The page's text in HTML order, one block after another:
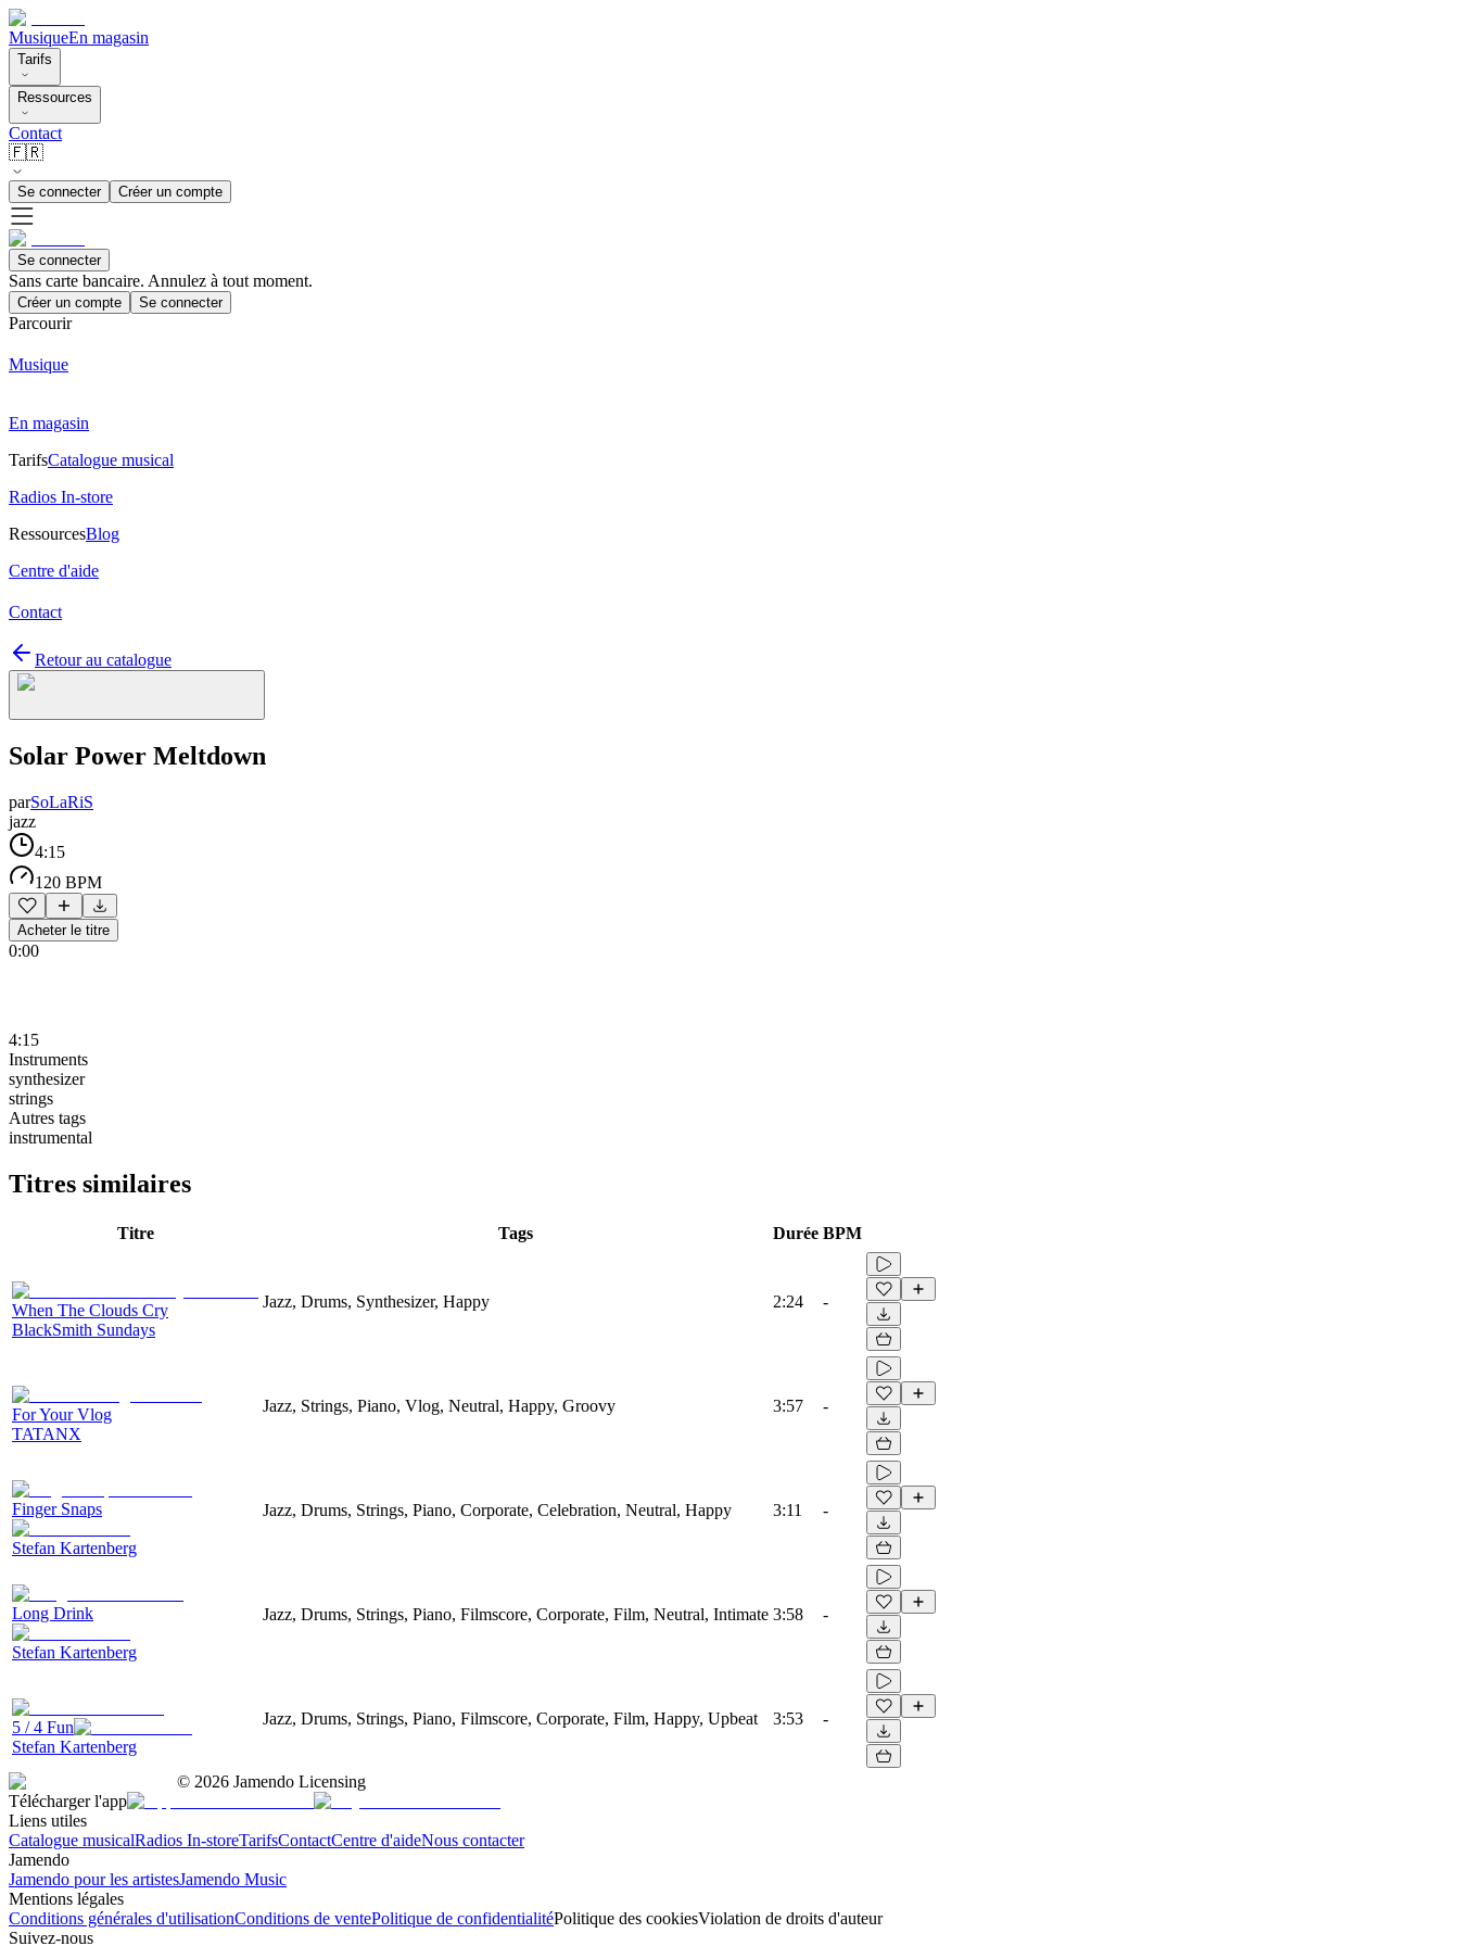
MusiqueEn magasin
Tarifs
Ressources
Contact
🇫🇷
Se connecter Créer un compte
Se connecter
Sans carte bancaire. Annulez à tout moment.
Créer un compte Se connecter
Parcourir
Musique
En magasin
TarifsCatalogue musical
Radios In-store
RessourcesBlog
Centre d'aide
Contact
Retour au catalogue
Solar Power Meltdown
parSoLaRiS
jazz
4:15
120 BPM
Acheter le titre
0:00
4:15
Instruments
synthesizer
strings
Autres tags
instrumental
Titres similaires
Titre Tags Durée BPM
When The Clouds Cry
BlackSmith Sundays
Jazz, Drums, Synthesizer, Happy 2:24 -
For Your Vlog
TATANX
Jazz, Strings, Piano, Vlog, Neutral, Happy, Groovy 3:57 -
Finger Snaps
Stefan Kartenberg
Jazz, Drums, Strings, Piano, Corporate, Celebration, Neutral, Happy 3:11 -
Long Drink
Stefan Kartenberg
Jazz, Drums, Strings, Piano, Filmscore, Corporate, Film, Neutral, Intimate 3:58 -
5 / 4 Fun
Stefan Kartenberg
Jazz, Drums, Strings, Piano, Filmscore, Corporate, Film, Happy, Upbeat 3:53 -
© 2026 Jamendo Licensing
Télécharger l'app
Liens utiles
Catalogue musicalRadios In-storeTarifsContactCentre d'aideNous contacter
Jamendo
Jamendo pour les artistesJamendo Music
Mentions légales
Conditions générales d'utilisationConditions de ventePolitique de confidentialitéPolitique des cookiesViolation de droits d'auteur
Suivez-nous